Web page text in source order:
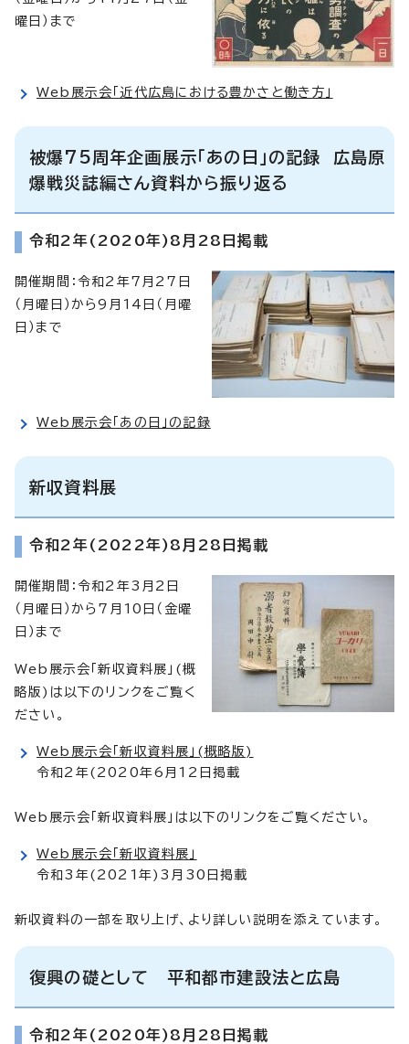
曜日）まで
Web展示会「近代広島における豊かさと働き方」
被爆75周年企画展示「あの日」の記録 広島原
爆戦災誌編さん資料から振り返る
令和2年(2020年)8月28日掲載
開催期間：令和2年7月27日
（月曜日）から9月14日（月曜
日）まで
Web展示会「あの日」の記録
新収資料展
令和2年(2022年)8月28日掲載
開催期間：令和2年3月2日
（月曜日）から7月10日（金曜
日）まで
Web展示会「新収資料展」(概
略版)は以下のリンクをご覧く
ださい。
Web展示会「新収資料展」(概略版)
令和2年(2020年6月12日掲載
Web展示会「新収資料展」は以下のリンクをご覧ください。
Web展示会「新収資料展」
令和3年(2021年)3月30日掲載
新収資料の一部を取り上げ、より詳しい説明を添えています。
復興の礎として 平和都市建設法と広島
令和2年(2020年)8月28日掲載